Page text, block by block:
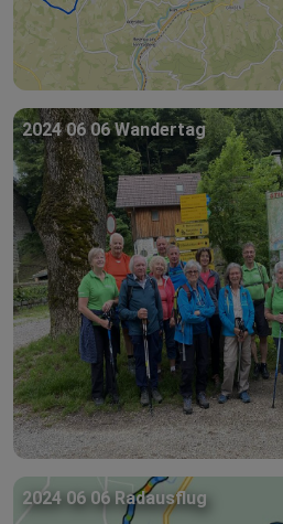
2024 06 06 Wandertag
2024 06 06 Radausflug